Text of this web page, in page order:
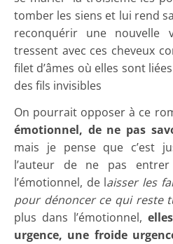
tomber les siens et lui rend
reconquérir une nouvelle
tressent avec ces cheveux
filet d’âmes où elles sont
des fils invisibles
On pourrait opposer à ce
émotionnel, de ne pas
mais je pense que c’est
l’auteur de ne pas
l’émotionnel, de laisser les
pour dénoncer ce qui reste
plus dans l’émotionnel,
urgence, une froide